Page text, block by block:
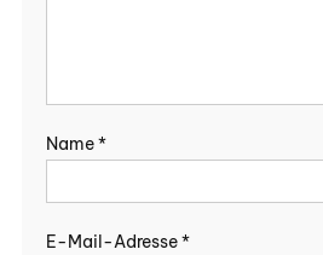
Name*
E-Mail-Adresse*